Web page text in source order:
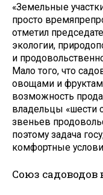
«Земельные
просто
отметил
экологии,
и
Мало того, что
овощами и
возможность
владельцы «шести
звеньев
поэтому задача
комфортные
Союз садоводов